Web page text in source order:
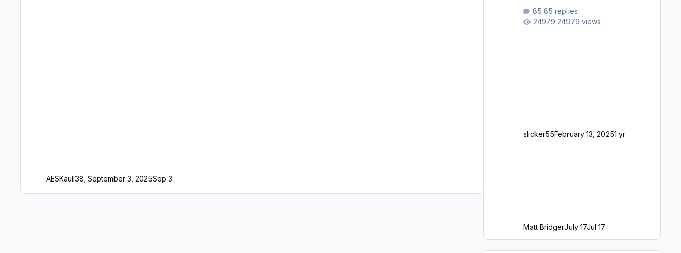
AESKauli38 ,September 3, 2025Sep 3
longer please?
85 replies
24979 views
slicker55February 13, 20251 yr
Matt BridgerJuly 17Jul 17